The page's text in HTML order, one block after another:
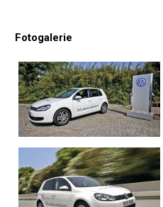
Fotogalerie